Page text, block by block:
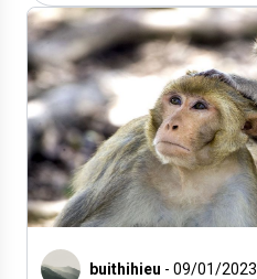
buithihieu - 09/01/2023